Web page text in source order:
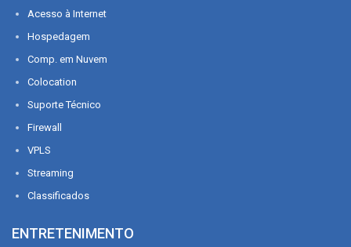
Acesso à Internet
Hospedagem
Comp. em Nuvem
Colocation
Suporte Técnico
Firewall
VPLS
Streaming
Classificados
ENTRETENIMENTO